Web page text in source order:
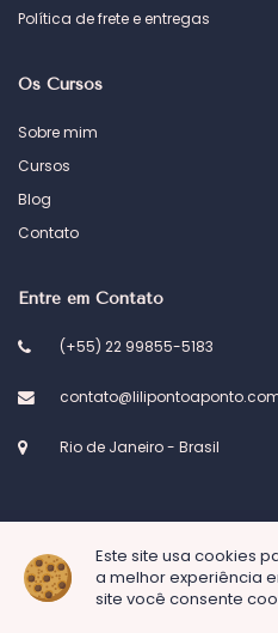
Este site usa cookies
a melhor experiência
site você consente
Política de frete e entregas
Os Cursos
Sobre mim
Cursos
Blog
Contato
Entre em Contato
(+55) 22 99855-5183
Rio de Janeiro - Brasil
© 2023 Atelier Lili ponto a ponto.